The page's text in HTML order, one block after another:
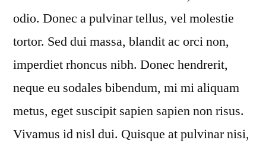
odio. Donec a pulvinar tellus, vel molestie
tortor. Sed dui massa, blandit ac orci non,
imperdiet rhoncus nibh. Donec hendrerit,
neque eu sodales bibendum, mi mi aliquam
metus, eget suscipit sapien sapien non risus.
Vivamus id nisl dui. Quisque at pulvinar nisi,